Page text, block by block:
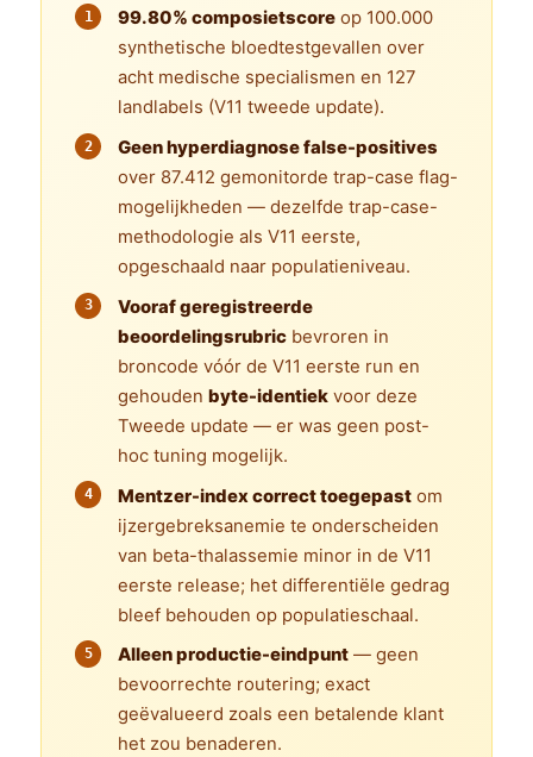
99.80% composietscore op 100.000
synthetische bloedtestgevallen over
acht medische specialismen en 127
landlabels (V11 tweede update).
Geen hyperdiagnose false-positives
over 87.412 gemonitorde trap-case flag-
mogelijkheden — dezelfde trap-case-
methodologie als V11 eerste,
opgeschaald naar populatieniveau.
Vooraf geregistreerde
beoordelingsrubric bevroren in
broncode vóór de V11 eerste run en
gehouden byte-identiek voor deze
Tweede update — er was geen post-
hoc tuning mogelijk.
Mentzer-index correct toegepast om
ijzergebreksanemie te onderscheiden
van beta-thalassemie minor in de V11
eerste release; het differentiële gedrag
bleef behouden op populatieschaal.
Alleen productie-eindpunt — geen
bevoorrechte routering; exact
geëvalueerd zoals een betalende klant
het zou benaderen.